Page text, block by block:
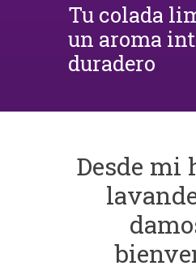
Tu colada
un aroma
duradero
Desde mi